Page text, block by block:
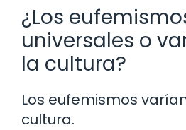
¿Los
universales o
la cultura?
Los eufemismos
cultura.